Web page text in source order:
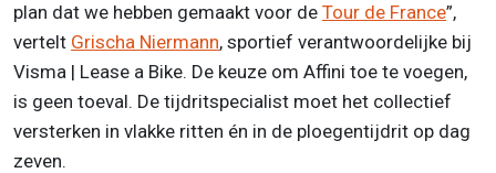
plan dat we hebben gemaakt voor de Tour de France”,
vertelt Grischa Niermann, sportief verantwoordelijke bij
Visma | Lease a Bike. De keuze om Affini toe te voegen,
is geen toeval. De tijdritspecialist moet het collectief
versterken in vlakke ritten én in de ploegentijdrit op dag
zeven.